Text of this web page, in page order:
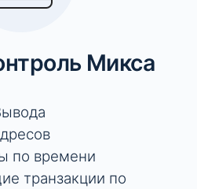
Микса
по времени
транзакции по